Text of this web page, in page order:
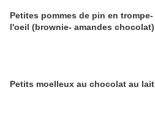
Petites pommes de pin en trompe-
l'oeil (brownie- amandes chocolat)
Petits moelleux au chocolat au lait